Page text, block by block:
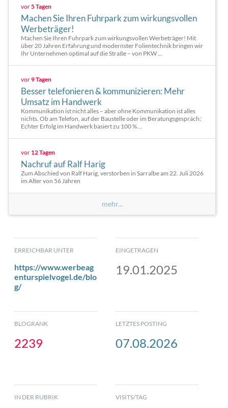
vor5 Tagen
Machen Sie Ihren Fuhrpark zum wirkungsvollen
Werbeträger!
Machen Sie Ihren Fuhrpark zum wirkungsvollen Werbeträger! Mit
über 20 Jahren Erfahrung und modernster Folientechnik bringen wir
Ihr Unternehmen optimal auf die Straße – von PKW ...
vor9 Tagen
Besser telefonieren & kommunizieren: Mehr
Umsatz im Handwerk
Kommunikation ist nicht alles – aber ohne Kommunikation ist alles
nichts. Ob am Telefon, auf der Baustelle oder im Beratungsgespräch:
Echter Erfolg im Handwerk basiert zu 100 % ...
vor 12 Tagen
Nachruf auf Ralf Harig
Zum Abschied von Ralf Harig, verstorben in Sarralbe am 22. Juli 2026
im Alter von 56 Jahren
mehr...
ERREICHBAR UNTER
https://www.werbeag
enturspielvogel.de/blo
g/
EINGETRAGEN
19.01.2025
BLOGRANK
2239
LETZTES POSTING
07.08.2026
IN DER RUBRIK VISITS/TAG